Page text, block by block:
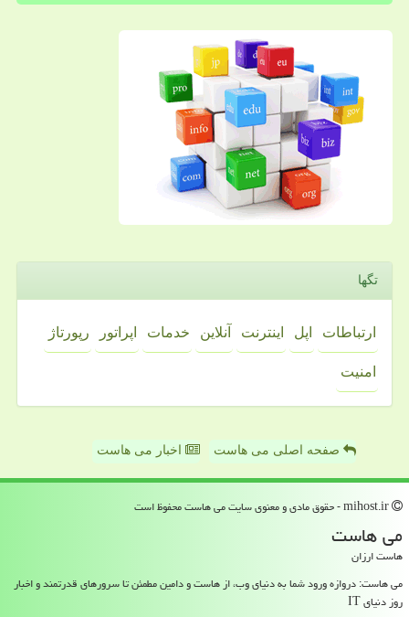
تگها
ارتباطات اپل اینترنت آنلاین خدمات اپراتور رپورتاژ
امنیت
صفحه اصلی می هاست اخبار می هاست
می هاست
هاست ارزان
می هاست: دروازه ورود شما به دنیای وب، از هاست و دامین مطمئن تا سرورهای قدرتمند و اخبار
روز دنیای IT